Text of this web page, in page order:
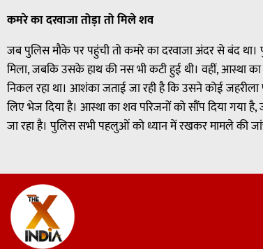
कमरे का दरवाजा तोड़ा तो मिले शव
जब पुलिस मौके पर पहुंची तो कमरे का दरवाजा अंदर से बंद
मिला, जबकि उसके हाथ की नस भी कटी हुई थी। वहीं,
निकल रहा था। आशंका जताई जा रही है कि उसने कोई जहरीला
लिए भेज दिया है। आस्था का शव परिजनों को सौंप दिया
जा रहा है। पुलिस सभी पहलुओं को ध्यान में रखकर मामले की